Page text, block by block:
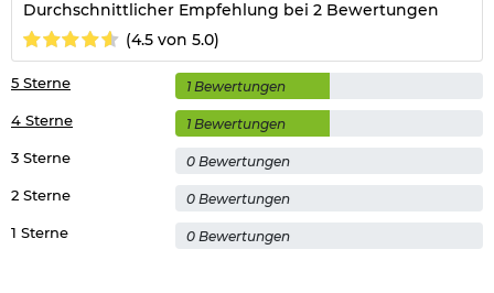
Durchschnittlicher Empfehlung bei 2 Bewertungen
(4.5 von 5.0)
1 Sterne 0 Bewertungen
2 Sterne 0 Bewertungen
3 Sterne 0 Bewertungen
4 Sterne 1 Bewertungen
5 Sterne 1 Bewertungen